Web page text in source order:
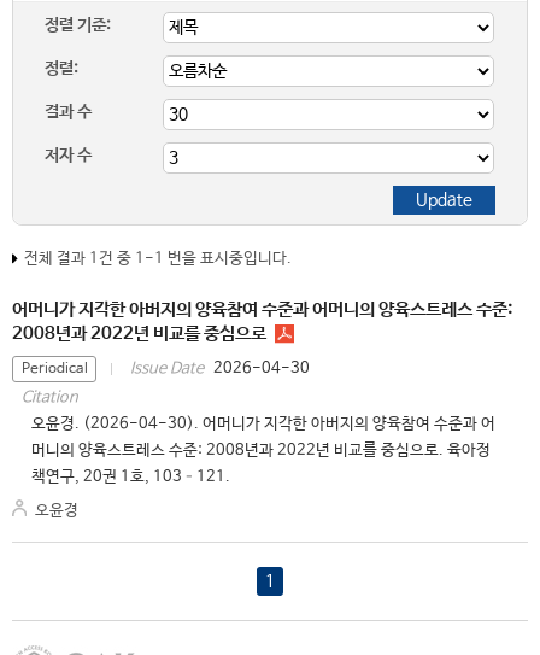
정렬 기준:
정렬:
결과 수
저자 수
전체 결과 1건 중 1-1 번을 표시중입니다.
어머니가 지각한 아버지의 양육참여 수준과 어머니의 양육스트레스 수준:
2008년과 2022년 비교를 중심으로
Periodical Issue Date 2026-04-30
Citation
오윤경. (2026-04-30). 어머니가 지각한 아버지의 양육참여 수준과 어
머니의 양육스트레스 수준: 2008년과 2022년 비교를 중심으로. 육아정
책연구, 20권 1호, 103–121.
오윤경
1